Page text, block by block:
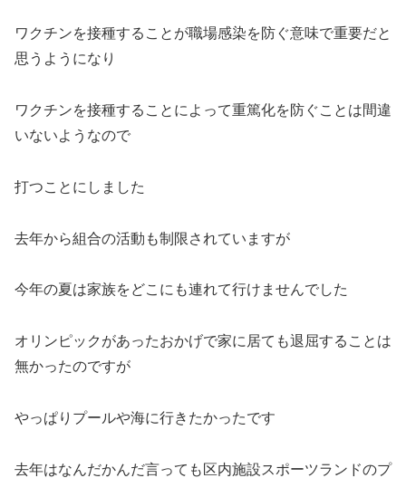
ワクチンを接種することが職場感染を防ぐ意味で重要だと
思うようになり
ワクチンを接種することによって重篤化を防ぐことは間違
いないようなので
打つことにしました
去年から組合の活動も制限されていますが
今年の夏は家族をどこにも連れて行けませんでした
オリンピックがあったおかげで家に居ても退屈することは
無かったのですが
やっぱりプールや海に行きたかったです
去年はなんだかんだ言っても区内施設スポーツランドのプ